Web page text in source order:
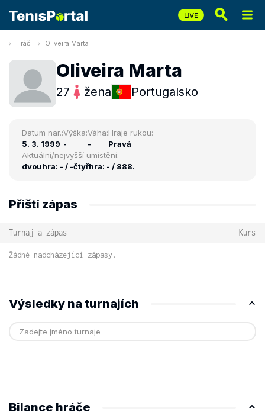
Hráči Oliveira Marta
Oliveira Marta
27 žena Portugalsko
Datum nar.:
5. 3. 1999
Výška:
-
Váha:
-
Hraje rukou:
Pravá
Aktuální/nejvyšší umístění:
dvouhra: - / -čtyřhra: - / 888.
Příští zápas
Turnaj a zápas Kurs
Žádné nadcházející zápasy.
Výsledky na turnajích
Bilance hráče